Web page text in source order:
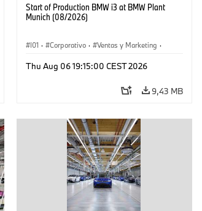
Start of Production BMW i3 at BMW Plant
Munich (08/2026)
I01 · Corporativo · Ventas y Marketing ·
Thu Aug 06 19:15:00 CEST 2026
9,43 MB